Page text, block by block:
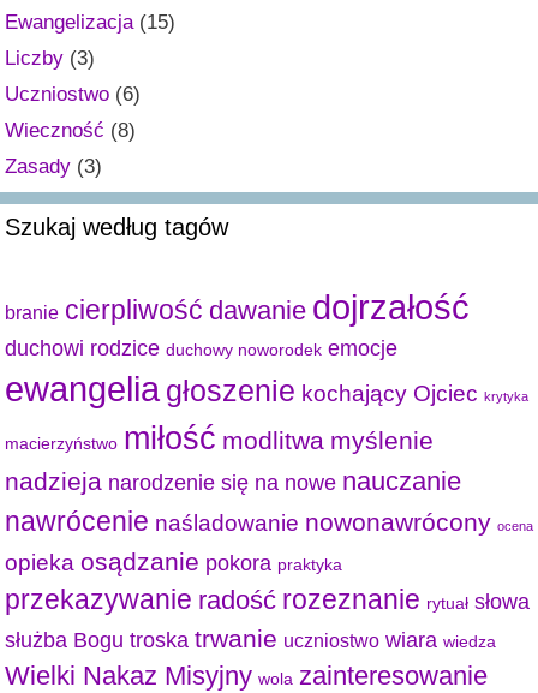
Ewangelizacja(15)
Liczby (3)
Uczniostwo (6)
Wieczność (8)
Zasady (3)
Szukaj według tagów
branie cierpliwość dawanie dojrzałość
duchowi rodzice duchowy noworodek emocje
ewangelia głoszenie kochający Ojciec krytyka
macierzyństwo miłość modlitwa myślenie
nadzieja narodzenie się na nowe nauczanie
nawrócenie naśladowanie nowonawrócony ocena
opieka osądzanie pokora praktyka
przekazywanie radość rozeznanie rytuał słowa
służba Bogu troska trwanie uczniostwo wiara wiedza
Wielki Nakaz Misyjny wola zainteresowanie